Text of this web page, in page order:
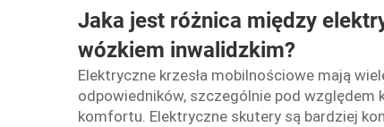
Jaka jest różnica między
wózkiem inwalidzkim?
Elektryczne krzesła mobilnościowe mają
odpowiedników, szczególnie pod
komfortu. Elektryczne skutery są bardziej